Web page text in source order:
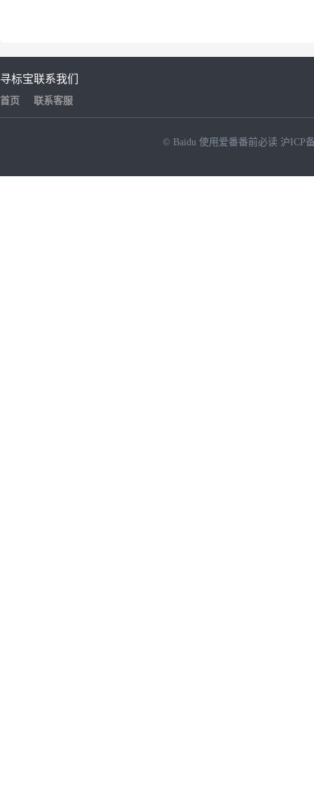
寻标宝
首页
联系我们
联系客服
© Baidu 使用爱番番前必读 沪ICP